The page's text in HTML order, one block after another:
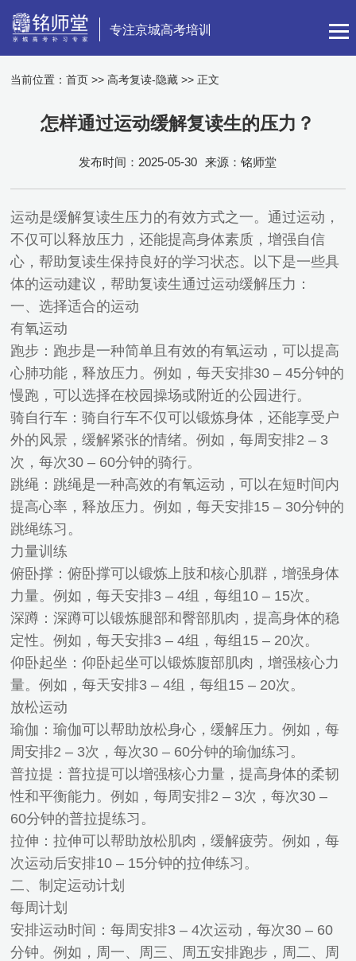
专注京城高考培训
当前位置：首页 >> 高考复读-隐藏 >> 正文
怎样通过运动缓解复读生的压力？
发布时间：2025-05-30 来源：铭师堂
运动是缓解复读生压力的有效方式之一。通过运动，
不仅可以释放压力，还能提高身体素质，增强自信
心，帮助复读生保持良好的学习状态。以下是一些具
体的运动建议，帮助复读生通过运动缓解压力：
一、选择适合的运动
有氧运动
跑步：跑步是一种简单且有效的有氧运动，可以提高
心肺功能，释放压力。例如，每天安排30 – 45分钟的
慢跑，可以选择在校园操场或附近的公园进行。
骑自行车：骑自行车不仅可以锻炼身体，还能享受户
外的风景，缓解紧张的情绪。例如，每周安排2 – 3
次，每次30 – 60分钟的骑行。
跳绳：跳绳是一种高效的有氧运动，可以在短时间内
提高心率，释放压力。例如，每天安排15 – 30分钟的
跳绳练习。
力量训练
俯卧撑：俯卧撑可以锻炼上肢和核心肌群，增强身体
力量。例如，每天安排3 – 4组，每组10 – 15次。
深蹲：深蹲可以锻炼腿部和臀部肌肉，提高身体的稳
定性。例如，每天安排3 – 4组，每组15 – 20次。
仰卧起坐：仰卧起坐可以锻炼腹部肌肉，增强核心力
量。例如，每天安排3 – 4组，每组15 – 20次。
放松运动
瑜伽：瑜伽可以帮助放松身心，缓解压力。例如，每
周安排2 – 3次，每次30 – 60分钟的瑜伽练习。
普拉提：普拉提可以增强核心力量，提高身体的柔韧
性和平衡能力。例如，每周安排2 – 3次，每次30 –
60分钟的普拉提练习。
拉伸：拉伸可以帮助放松肌肉，缓解疲劳。例如，每
次运动后安排10 – 15分钟的拉伸练习。
二、制定运动计划
每周计划
安排运动时间：每周安排3 – 4次运动，每次30 – 60
分钟。例如，周一、周三、周五安排跑步，周二、周